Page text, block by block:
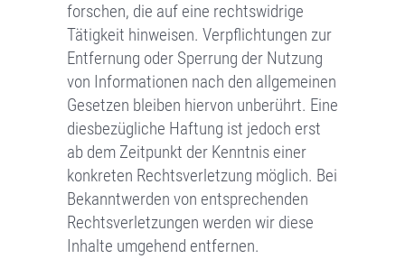
forschen, die auf eine rechtswidrige
Tätigkeit hinweisen. Verpflichtungen zur
Entfernung oder Sperrung der Nutzung
von Informationen nach den allgemeinen
Gesetzen bleiben hiervon unberührt. Eine
diesbezügliche Haftung ist jedoch erst
ab dem Zeitpunkt der Kenntnis einer
konkreten Rechtsverletzung möglich. Bei
Bekanntwerden von entsprechenden
Rechtsverletzungen werden wir diese
Inhalte umgehend entfernen.